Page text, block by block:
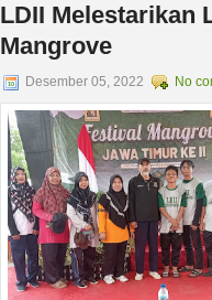
LDII Melestarikan
Mangrove
Desember 05, 2022 No